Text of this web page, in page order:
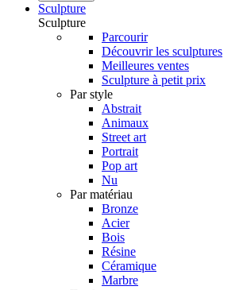
Sculpture
Sculpture
Parcourir
Découvrir les sculptures
Meilleures ventes
Sculpture à petit prix
Par style
Abstrait
Animaux
Street art
Portrait
Pop art
Nu
Par matériau
Bronze
Acier
Bois
Résine
Céramique
Marbre